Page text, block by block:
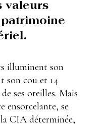
valeurs
illuminent son
son cou et 14
ses oreilles. Mais
ensorcelante, se
CIA déterminée,